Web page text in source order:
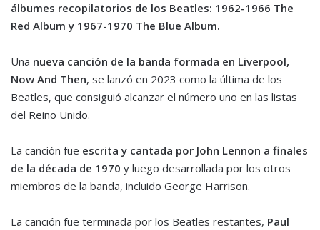
álbumes recopilatorios de los Beatles: 1962-1966 The
Red Album y 1967-1970 The Blue Album.
Una nueva canción de la banda formada en Liverpool,
Now And Then, se lanzó en 2023 como la última de los
Beatles, que consiguió alcanzar el número uno en las listas
del Reino Unido.
La canción fue escrita y cantada por John Lennon a finales
de la década de 1970 y luego desarrollada por los otros
miembros de la banda, incluido George Harrison.
La canción fue terminada por los Beatles restantes, Paul